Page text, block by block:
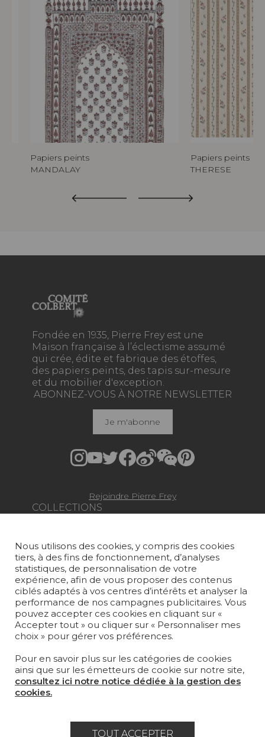
Papiers peints
MANDALAY
Papiers peints
THERESE
Fondée en 1935, Pierre Frey est une
Maison française à l’éclectisme assumé
qui crée, édite et fabrique des étoffes,
des papiers peints, des tapis sur-mesure
et du mobilier d'exception.
COLLECTIONS
PAPIERS PEINTS
TAPIS ET MOQUETTES
MOBILIER
PROJETS
SUR-MESURE
MAGAZINE
LA MAISON
ABONNEZ-VOUS À NOTRE NEWSLETTER
Je m'abonne
Rejoindre Pierre Frey
Nous utilisons des cookies, y compris des cookies
tiers, à des fins de fonctionnement, d’analyses
statistiques, de personnalisation de votre
expérience, afin de vous proposer des contenus
ciblés adaptés à vos centres d’intérêts et analyser la
performance de nos campagnes publicitaires. Vous
pouvez accepter ces cookies en cliquant sur «
Accepter tout » ou cliquer sur « Personnaliser mes
choix » pour gérer vos préférences.
Pour en savoir plus sur les catégories de cookies
ainsi que sur les émetteurs de cookie sur notre site,
consultez ici notre notice dédiée à la gestion des
cookies.
TOUT ACCEPTER